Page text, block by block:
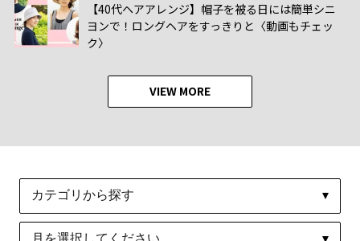
【40代ヘアアレンジ】帽子を被る日には簡単シニ
ヨンで！ロングヘアをすっきりと〈動画もチェッ
ク〉
VIEW MORE